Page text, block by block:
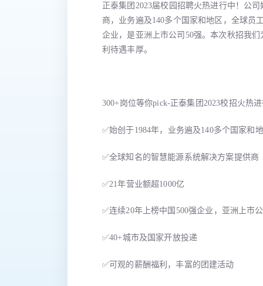
正泰集团2023届校园招聘火热进行中！公
商，业务遍及140多个国家和地区，全球员
企业，是亚洲上市公司50强。本次秋招我
利待遇丰厚。
300+岗位等你pick-正泰集团2023校招火热
✅始创于1984年，业务遍及140多个国家和
✅全球知名的智慧能源系统解决方案提供商
✅21年营业额超1000亿
✅连续20年上榜中国500强企业，亚洲上市
✅40+城市及国家开放投递
✅可观的薪酬福利，丰富的团建活动